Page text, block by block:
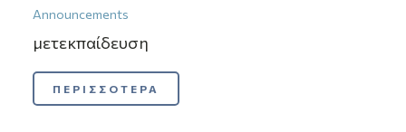
Announcements
μετεκπαίδευση
ΠΕΡΙΣΣΟΤΕΡΑ